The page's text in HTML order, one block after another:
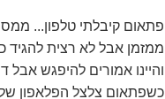
פתאום קיבלתי טלפון...
ממזמן אבל לא רצית להגיד
והיינו אמורים להיפגש